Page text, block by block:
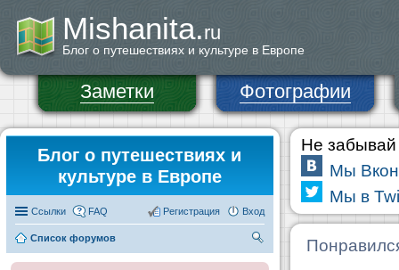
Mishanita.ru
Блог о путешествиях и культуре в Европе
Заметки Фотографии
Блог о путешествиях и
культуре в Европе
Ссылки FAQ Вход
Регистрация
Список форумов
Не забывай
Мы
Мы в